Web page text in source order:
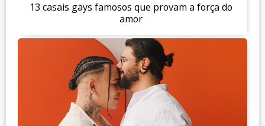
13 casais gays famosos que provam a força do
amor